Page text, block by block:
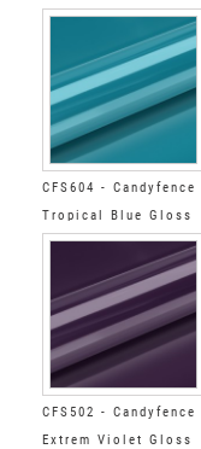
Gloss
CFS604 - Candyfence
Tropical Blue Gloss
CFS502 - Candyfence
Extrem Violet Gloss